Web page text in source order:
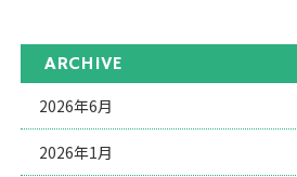
ARCHIVE
2026年6月
2026年1月